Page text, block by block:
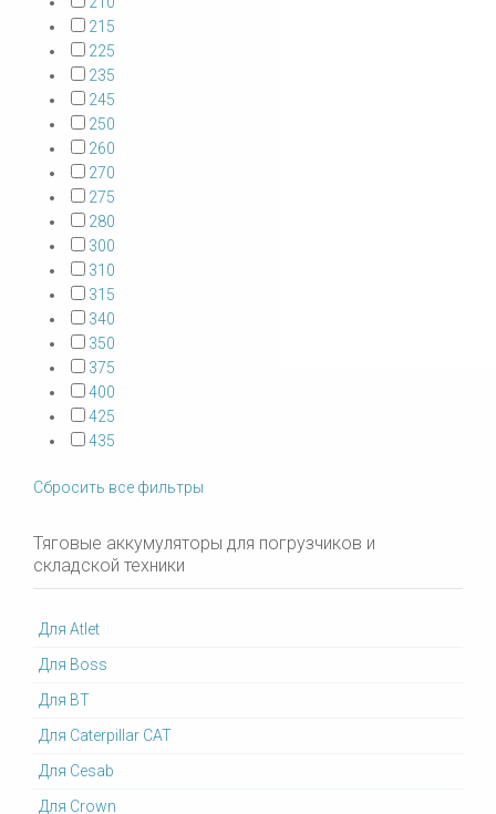
215
225
235
245
250
260
270
275
280
300
310
315
340
350
375
400
425
435
Сбросить все фильтры
Тяговые аккумуляторы для погрузчиков и
складской техники
Для Atlet
Для Boss
Для BT
Для Caterpillar CAT
Для Cesab
Для Crown